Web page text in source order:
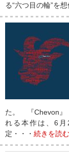
る“六つ目の輪”を
た。 『Chevon』
れる本作は、6
定・・・ 続きを読む